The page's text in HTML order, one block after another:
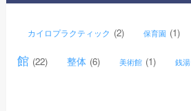
カイロプラクティック (2) 保育園 (1)
館 (22) 整体 (6) 美術館 (1) 銭湯